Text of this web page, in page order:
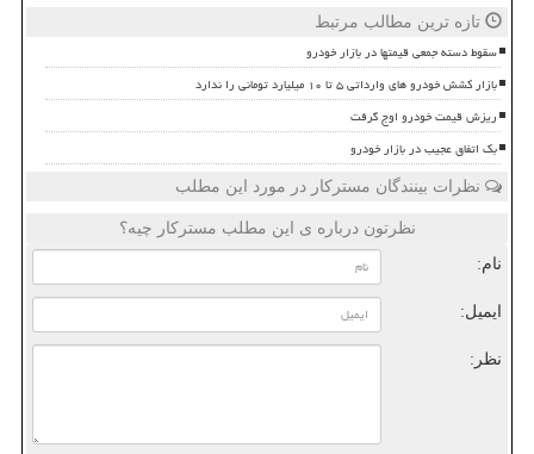
تازه ترین مطالب مرتبط
سقوط دسته جمعی قیمتها در بازار خودرو
بازار کشش خودرو های وارداتی ۵ تا ۱۰ میلیارد تومانی را ندارد
ریزش قیمت خودرو اوج گرفت
بک اتفاق عجیب در بازار خودرو
نظرات بینندگان مسترکار در مورد این مطلب
نظرتون درباره ی این مطلب مسترکار چیه؟
نام:
ایمیل:
نظر: